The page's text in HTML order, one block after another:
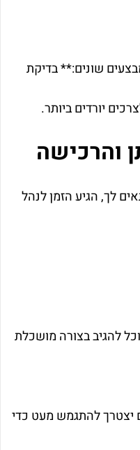
שונים:** בדיקת
יורדים ביותר.
והרכישה
לך, הגיע הזמן לנהל
להגיב בצורה מושכלת
יצטרך להתגמש מעט כדי